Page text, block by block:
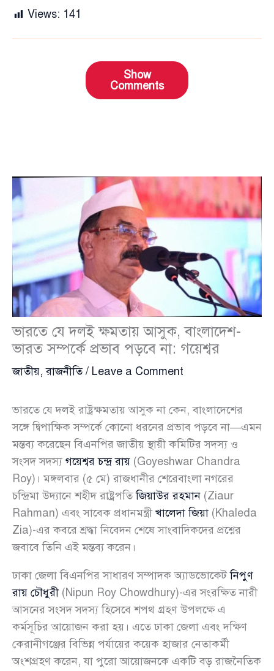
Views: 141
Show
Comments
ভারতে যে দলই ক্ষমতায় আসুক, বাংলাদেশ-
ভারত সম্পর্কে প্রভাব পড়বে না: গয়েশ্বর
জাতীয়,রাজনীতি/ Leave a Comment
ভারতে যে দলই রাষ্ট্রক্ষমতায় আসুক না কেন, বাংলাদেশের
সঙ্গে দ্বিপাক্ষিক সম্পর্কে কোনো ধরনের প্রভাব পড়বে না—এমন
মন্তব্য করেছেন বিএনপির জাতীয় স্থায়ী কমিটির সদস্য ও
সংসদ সদস্য গয়েশ্বর চন্দ্র রায় (Goyeshwar Chandra
Roy)। মঙ্গলবার (৫ মে) রাজধানীর শেরেবাংলা নগরের
চন্দ্রিমা উদ্যানে শহীদ রাষ্ট্রপতিজিয়াউর রহমান (Ziaur
Rahman) এবং সাবেক প্রধানমন্ত্রীখালেদা জিয়া (Khaleda
Zia)-এর কবরে শ্রদ্ধা নিবেদন শেষে সাংবাদিকদের প্রশ্নের
জবাবে তিনি এই মন্তব্য করেন।
ঢাকা জেলা বিএনপির সাধারণ সম্পাদক অ্যাডভোকেটনিপুণ
রায় চৌধুরী(Nipun Roy Chowdhury)-এর সংরক্ষিত নারী
আসনের সংসদ সদস্য হিসেবে শপথ গ্রহণ উপলক্ষে এ
কর্মসূচির আয়োজন করা হয়। এতে ঢাকা জেলা এবং দক্ষিণ
কেরানীগঞ্জের বিভিন্ন পর্যায়ের কয়েক হাজার নেতাকর্মী
অংশগ্রহণ করেন, যা পুরো আয়োজনকে একটি বড় রাজনৈতিক